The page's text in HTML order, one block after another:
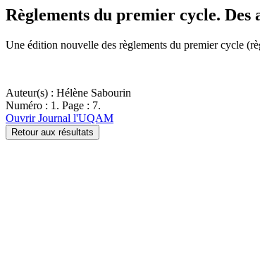
Règlements du premier cycle.
Une édition nouvelle des règlements du premier cycle
Auteur(s) : Hélène Sabourin
Numéro : 1. Page : 7.
Ouvrir Journal l'UQAM
Retour aux résultats